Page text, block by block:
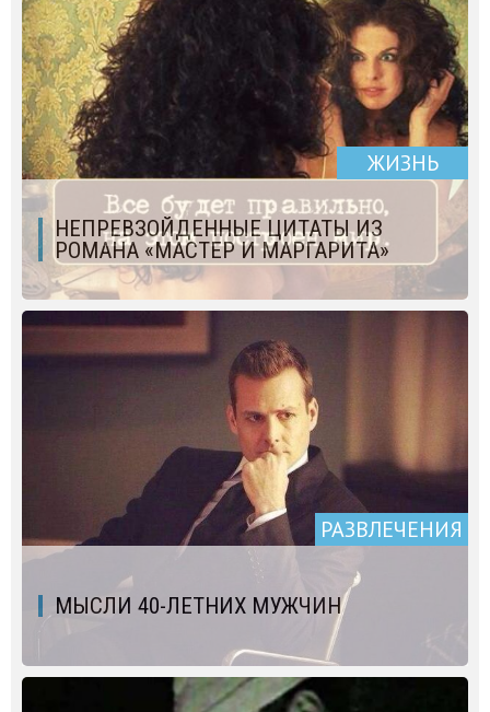
ЖИЗНЬ
НЕПРЕВЗОЙДЕННЫЕ ЦИТАТЫ ИЗ
РОМАНА «МАСТЕР И МАРГАРИТА»
РАЗВЛЕЧЕНИЯ
МЫСЛИ 40-ЛЕТНИХ МУЖЧИН